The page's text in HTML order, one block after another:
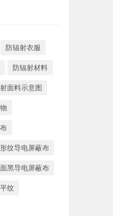
防辐射衣服
防辐射材料
面料示意图
纹导电屏蔽布
黑导电屏蔽布
纹